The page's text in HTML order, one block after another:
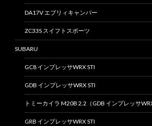
DA17V エブリィキャンパー
ZC33S スイフトスポーツ
SUBARU
GC8 インプレッサWRX STI
GDB インプレッサWRX STI
トミーカイラ M20B 2.2（GDB インプレッサ
GRB インプレッサWRX STI